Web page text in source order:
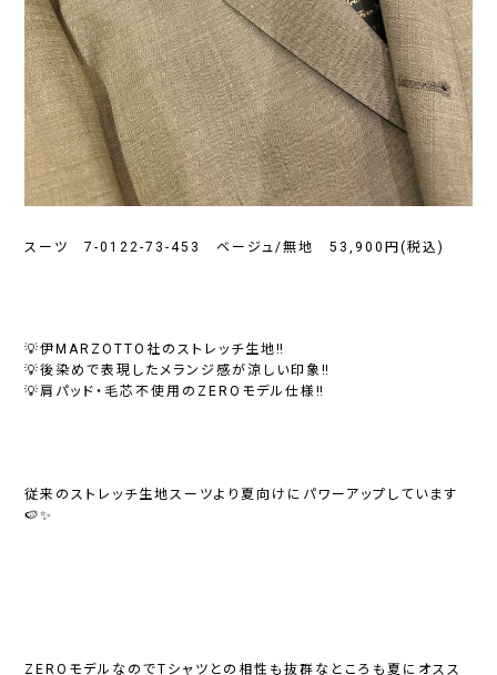
スーツ 7-0122-73-453 ベージュ/無地 53,900円(税込)
💡伊MARZOTTO社のストレッチ生地‼︎
💡後染めで表現したメランジ感が涼しい印象‼︎
💡肩パッド・毛芯不使用の ZEROモデル仕様‼︎
従来のストレッチ生地スーツより夏向けに パワーアップ しています
🍉✨
ZEROモデルなのでTシャツとの相性も抜群なところも夏にオスス